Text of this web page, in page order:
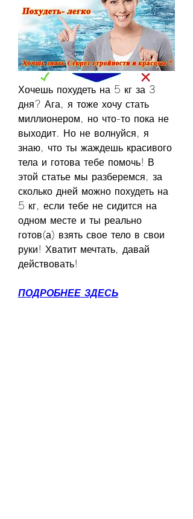
Хочешь похудеть на 5 кг за 3
дня? Ага, я тоже хочу стать
миллионером, но что-то пока не
выходит. Но не волнуйся, я
знаю, что ты жаждешь красивого
тела и готова тебе помочь! В
этой статье мы разберемся, за
сколько дней можно похудеть на
5 кг, если тебе не сидится на
одном месте и ты реально
готов(а) взять свое тело в свои
руки! Хватит мечтать, давай
действовать!
ПОДРОБНЕЕ ЗДЕСЬ